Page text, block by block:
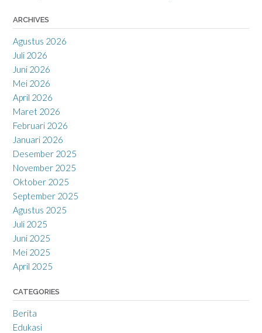
ARCHIVES
Agustus 2026
Juli 2026
Juni 2026
Mei 2026
April 2026
Maret 2026
Februari 2026
Januari 2026
Desember 2025
November 2025
Oktober 2025
September 2025
Agustus 2025
Juli 2025
Juni 2025
Mei 2025
April 2025
CATEGORIES
Berita
Edukasi